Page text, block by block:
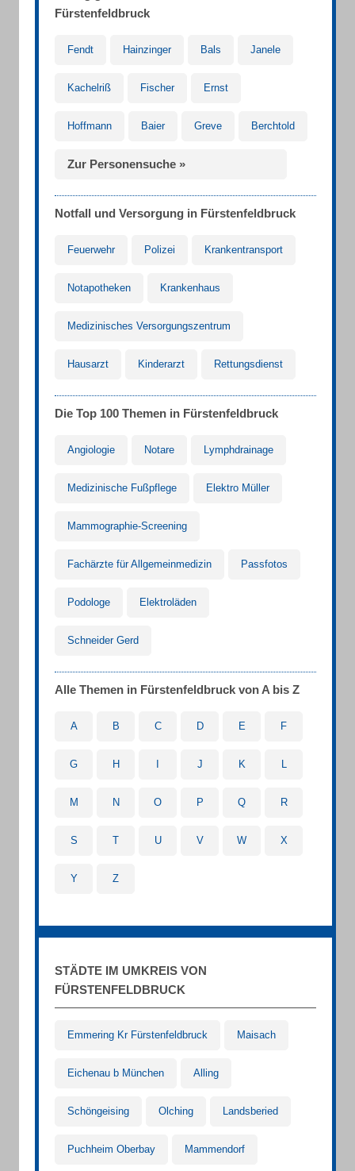
Fürstenfeldbruck
Fendt Hainzinger Bals Janele
Kachelriß Fischer Ernst
Hoffmann Baier Greve Berchtold
Zur Personensuche »
Notfall und Versorgung in Fürstenfeldbruck
Feuerwehr Polizei Krankentransport
Notapotheken Krankenhaus
Medizinisches Versorgungszentrum
Hausarzt Kinderarzt Rettungsdienst
Die Top 100 Themen in Fürstenfeldbruck
Angiologie Notare Lymphdrainage
Medizinische Fußpflege Elektro Müller
Mammographie-Screening
Fachärzte für Allgemeinmedizin Passfotos
Podologe Elektroläden
Schneider Gerd
Alle Themen in Fürstenfeldbruck von A bis Z
A B C D E F
G H J K L
M N O P Q R
S T U V W X
Y Z
STÄDTE IM UMKREIS VON
FÜRSTENFELDBRUCK
Emmering Kr Fürstenfeldbruck Maisach
Eichenau b München Alling
Schöngeising Olching Landsberied
Puchheim Oberbay Mammendorf